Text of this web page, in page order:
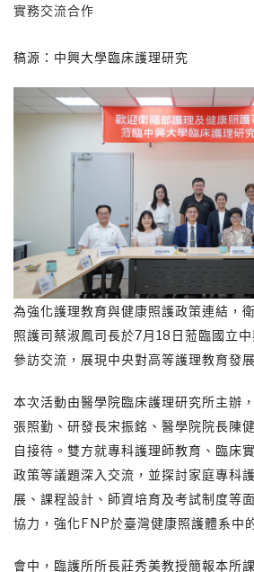
實務交流合作
稿源：中興大學臨床護理研究
為強化護理教育與健康照護政策連結，
照護司蔡淑鳳司長於7月18日蒞臨國立
參訪交流，展現中央對高等護理教育發
本次活動由醫學院臨床護理研究所主辦
張照勤、研發長宋振銘、醫學院院長陳
自接待。雙方就專科護理師教育、臨床
政策等議題深入交流，並探討家庭專科
展、課程設計、師資培育及考試制度等
協力，強化FNP於臺灣健康照護體系中
會中，臨護所所長莊秀美教授簡報本所